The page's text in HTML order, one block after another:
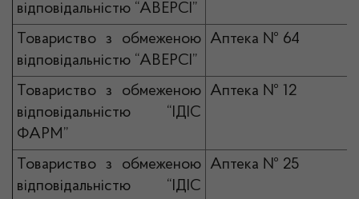
відповідальністю “АВЕРСІ”
Товариство з обмеженою
відповідальністю “АВЕРСІ”
Аптека № 64
Товариство з обмеженою
відповідальністю “ІДІС
ФАРМ”
Аптека № 12
Товариство з обмеженою
відповідальністю “ІДІС
Аптека № 25